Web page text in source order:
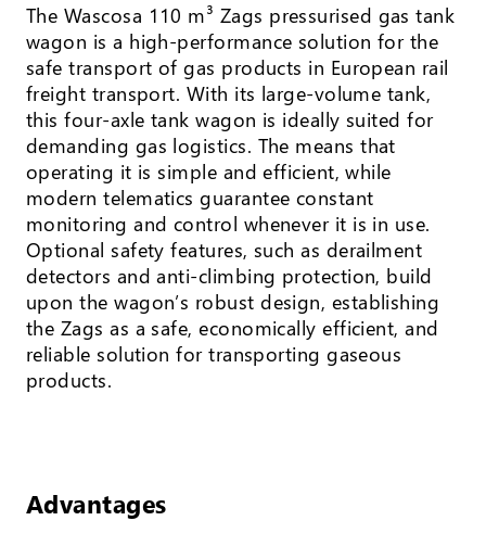
The Wascosa 110 m³ Zags pressurised gas tank
wagon is a high-performance solution for the
safe transport of gas products in European rail
freight transport. With its large-volume tank,
this four-axle tank wagon is ideally suited for
demanding gas logistics. The means that
operating it is simple and efficient, while
modern telematics guarantee constant
monitoring and control whenever it is in use.
Optional safety features, such as derailment
detectors and anti-climbing protection, build
upon the wagon’s robust design, establishing
the Zags as a safe, economically efficient, and
reliable solution for transporting gaseous
products.
Advantages